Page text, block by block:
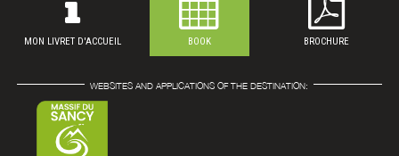
MON LIVRET D'ACCUEIL BOOK BROCHURE
WEBSITES AND APPLICATIONS OF THE DESTINATION: